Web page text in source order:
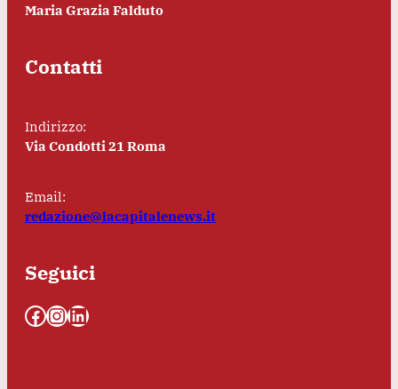
Maria Grazia Falduto
Contatti
Indirizzo:
Via Condotti 21 Roma
Email:
redazione@lacapitalenews.it
Seguici
Facebook InstagramLinkedIn